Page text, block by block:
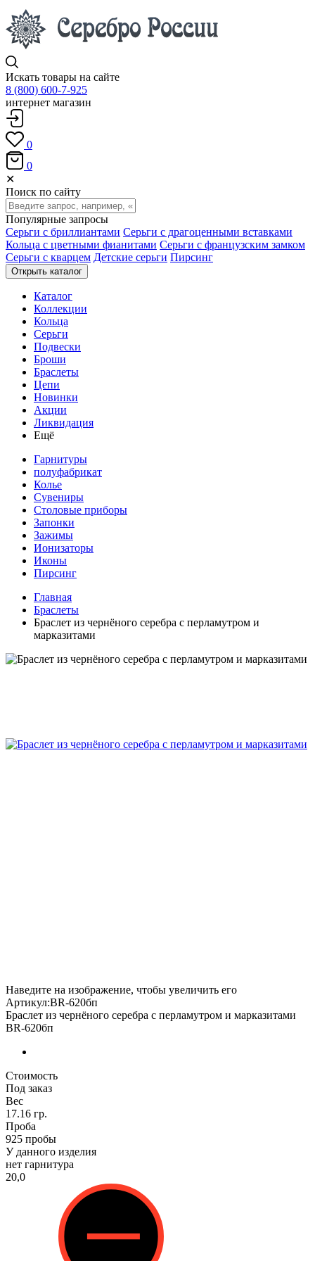
Искать товары на сайте
8 (800) 600-7-925
интернет магазин
0
0
✕
Поиск по сайту
Популярные запросы
Серьги с бриллиантами Серьги с драгоценными вставками
Кольца с цветными фианитами Серьги с французским замком
Серьги с кварцем Детские серьги Пирсинг
Открыть каталог
Каталог
Коллекции
Кольца
Серьги
Подвески
Броши
Браслеты
Цепи
Новинки
Акции
Ликвидация
Ещё
Гарнитуры
полуфабрикат
Колье
Сувениры
Столовые приборы
Запонки
Зажимы
Ионизаторы
Иконы
Пирсинг
Главная
Браслеты
Браслет из чернёного серебра с перламутром и
марказитами
Наведите на изображение, чтобы увеличить его
Артикул:BR-620бп
Браслет из чернёного серебра с перламутром и марказитами
BR-620бп
Стоимость
Под заказ
Вес
17.16 гр.
Проба
925 пробы
У данного изделия
нет гарнитура
20,0